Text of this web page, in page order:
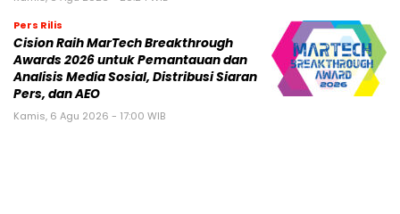
Pers Rilis
Cision Raih MarTech Breakthrough
Awards 2026 untuk Pemantauan dan
Analisis Media Sosial, Distribusi Siaran
Pers, dan AEO
Kamis, 6 Agu 2026 - 17:00 WIB